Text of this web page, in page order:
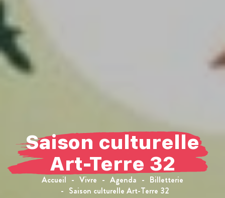
Saison culturelle
Art-Terre 32
Accueil Vivre Agenda
Billetterie
Saison culturelle Art-Terre 32